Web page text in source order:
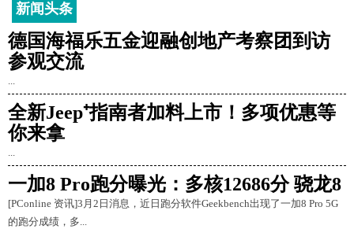
新闻头条
德国海福乐五金迎融创地产考察团到访
参观交流
...
全新Jeep⁺指南者加料上市！多项优惠等
你来拿
...
一加8 Pro跑分曝光：多核12686分 骁龙8
[PConline 资讯]3月2日消息，近日跑分软件Geekbench出现了一加8 Pro 5G
的跑分成绩，多...